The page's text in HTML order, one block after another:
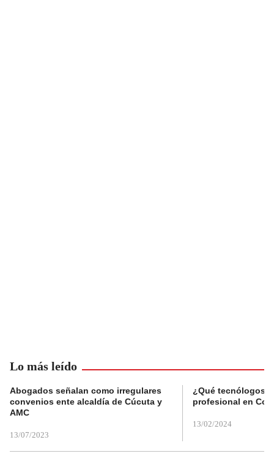
Lo más leído
Abogados señalan como irregulares
convenios ente alcaldía de Cúcuta y
AMC
13/07/2023
¿Qué tecnólogos
profesional en
13/02/2024